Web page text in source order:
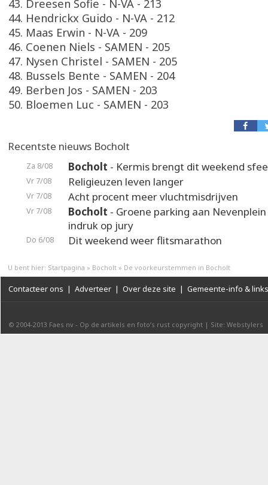
43. Dreesen Sofie - N-VA - 213
44. Hendrickx Guido - N-VA - 212
45. Maas Erwin - N-VA - 209
46. Coenen Niels - SAMEN - 205
47. Nysen Christel - SAMEN - 205
48. Bussels Bente - SAMEN - 204
49. Berben Jos - SAMEN - 203
50. Bloemen Luc - SAMEN - 203
Recentste nieuws Bocholt
Za 8/08 Bocholt - Kermis brengt dit weekend
Vr 7/08 Religieuzen leven langer
Vr 7/08 Acht procent meer vluchtmisdrijven
Vr 7/08 Bocholt - Groene parking aan
indruk op jury
Do 6/08 Dit weekend weer flitsmarathon
U bent hier: Startpagina » Bocholt » De voorkeurstemmen in Bocholt
Contacteer ons | Adverteer | Over deze site | Gemeente-info & links
© 2004-2013 Faes nv - Op de artikels en foto’s rust copyright | Site: Webstylers